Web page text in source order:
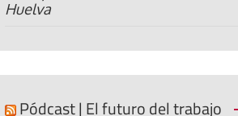
Huelva
Pódcast | El futuro del trabajo